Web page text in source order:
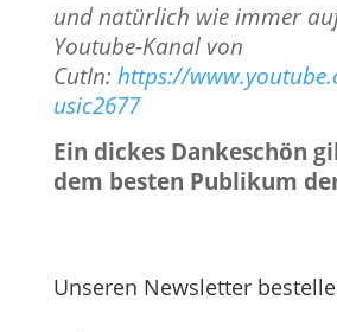
und natürlich wie immer
Youtube-Kanal von
CutIn: https://
usic2677
Ein dickes Dankeschön
dem besten Publikum
Unseren Newsletter